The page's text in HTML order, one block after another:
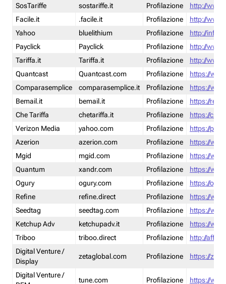
SosTariffe
sostariffe.it Profilazione
http://
Facile.it
.facile.it Profilazione
http://
Yahoo
bluelithium Profilazione
http://
Payclick
Payclick Profilazione
http://
Tariffa.it
Tariffa.it Profilazione
http://
Quantcast
Quantcast.com Profilazione
https://
Comparasemplice
comparasemplice.it Profilazione
https://
Bemail.it
bemail.it Profilazione
https://
Che Tariffa
chetariffa.it Profilazione
https://
Verizon Media
yahoo.com Profilazione
https://
Azerion
azerion.com Profilazione
https://
Mgid
mgid.com Profilazione
https://
Quantum
xandr.com Profilazione
https://
Ogury
ogury.com Profilazione
https://
Refine
refine.direct Profilazione
https://
Seedtag
seedtag.com Profilazione
https://
Ketchup Adv
ketchupadv.it Profilazione
https://
Triboo
triboo.direct Profilazione
http://
Digital Venture /
Display
zetaglobal.com Profilazione https://
Digital Venture /
tune.com Profilazione https://